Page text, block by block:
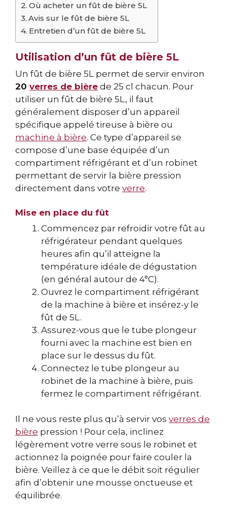
Où acheter un fût de bière 5L
Avis sur le fût de bière 5L
Entretien d’un fût de bière 5L
Utilisation d’un fût de bière 5L
Un fût de bière 5L permet de servir environ
20 verres de bière de 25 cl chacun. Pour
utiliser un fût de bière 5L, il faut
généralement disposer d’un appareil
spécifique appelé tireuse à bière ou
machine à bière. Ce type d’appareil se
compose d’une base équipée d’un
compartiment réfrigérant et d’un robinet
permettant de servir la bière pression
directement dans votre verre.
Mise en place du fût
Commencez par refroidir votre fût au
réfrigérateur pendant quelques
heures afin qu’il atteigne la
température idéale de dégustation
(en général autour de 4°C).
Ouvrez le compartiment réfrigérant
de la machine à bière et insérez-y le
fût de 5L.
Assurez-vous que le tube plongeur
fourni avec la machine est bien en
place sur le dessus du fût.
Connectez le tube plongeur au
robinet de la machine à bière, puis
fermez le compartiment réfrigérant.
Il ne vous reste plus qu’à servir vos verres de
bière pression ! Pour cela, inclinez
légèrement votre verre sous le robinet et
actionnez la poignée pour faire couler la
bière. Veillez à ce que le débit soit régulier
afin d’obtenir une mousse onctueuse et
équilibrée.